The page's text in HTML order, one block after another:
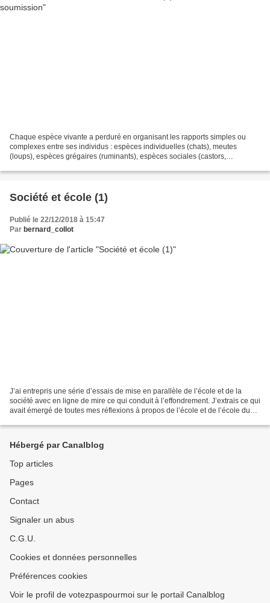
Chaque espèce vivante a perduré en organisant les rapports simples ou
complexes entre ses individus : espèces individuelles (chats), meutes
(loups), espèces grégaires (ruminants), espèces sociales (castors,
Société et école (1)
Publié le 22/12/2018 à 15:47
Par bernard_collot
J’ai entrepris une série d’essais de mise en parallèle de l’école et de la
société avec en ligne de mire ce qui conduit à l’effondrement. J’extrais ce qui
avait émergé de toutes mes réflexions à propos de l’école et de l’école du
Hébergé par Canalblog
Top articles
Pages
Contact
Signaler un abus
C.G.U.
Cookies et données personnelles
Préférences cookies
Voir le profil de votezpaspourmoi sur le portail Canalblog